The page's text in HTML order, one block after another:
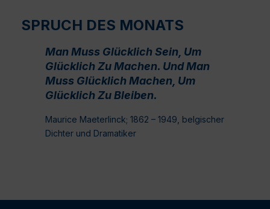
SPRUCH DES MONATS
Man Muss Glücklich Sein, Um
Glücklich Zu Machen. Und Man
Muss Glücklich Machen, Um
Glücklich Zu Bleiben.
Maurice Maeterlinck; 1862 – 1949, belgischer
Dichter und Dramatiker